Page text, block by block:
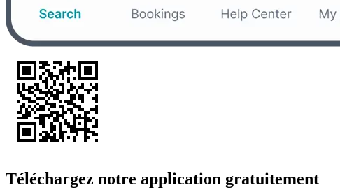
Téléchargez notre application gratuitement